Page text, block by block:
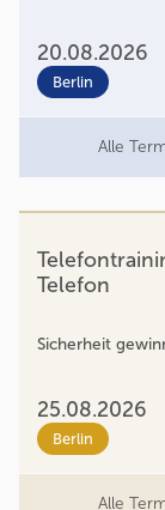
20.08.2026
Berlin
Alle
Telefon
Sicherheit
25.08.2026
Berlin
Alle